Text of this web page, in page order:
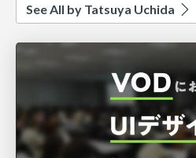
See All by Tatsuya Uchida